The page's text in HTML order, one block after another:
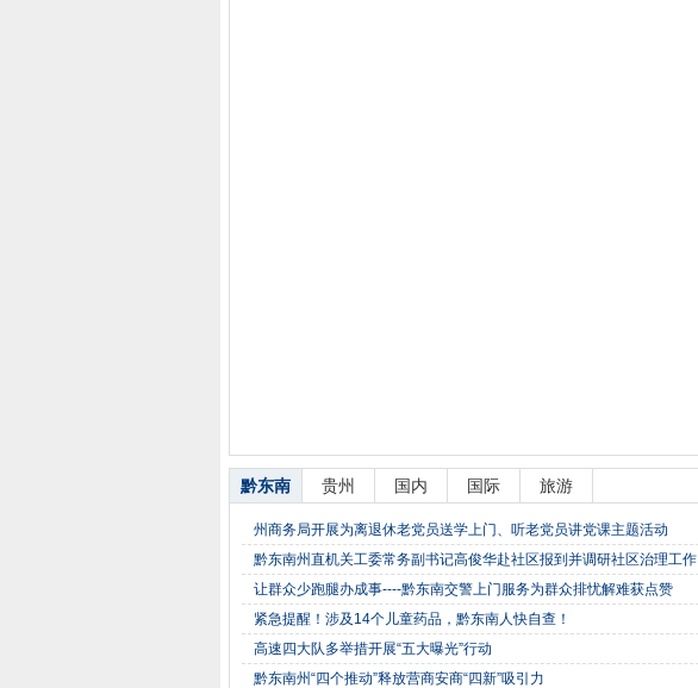
黔东南 贵州 国内 国际 旅游
州商务局开展为离退休老党员送学上门、听老党员讲党课主题活动
黔东南州直机关工委常务副书记高俊华赴社区报到并调研社区治理工作
让群众少跑腿办成事----黔东南交警上门服务为群众排忧解难获点赞
紧急提醒！涉及14个儿童药品，黔东南人快自查！
高速四大队多举措开展“五大曝光”行动
黔东南州“四个推动”释放营商安商“四新”吸引力